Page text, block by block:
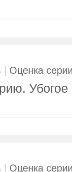
| Оценка
| Оценка